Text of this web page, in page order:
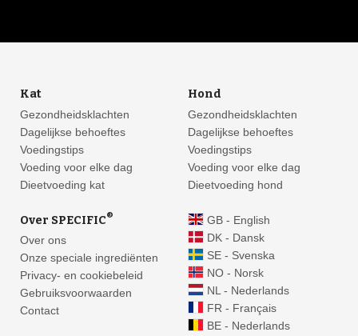
Kat
Gezondheidsklachten
Dagelijkse behoeftes
Voedingstips
Voeding voor elke dag
Dieetvoeding kat
Hond
Gezondheidsklachten
Dagelijkse behoeftes
Voedingstips
Voeding voor elke dag
Dieetvoeding hond
Over SPECIFIC®
Over ons
Onze speciale ingrediënten
Privacy- en cookiebeleid
Gebruiksvoorwaarden
Contact
GB - English
DK - Dansk
SE - Svenska
NO - Norsk
NL - Nederlands
FR - Français
BE - Nederlands